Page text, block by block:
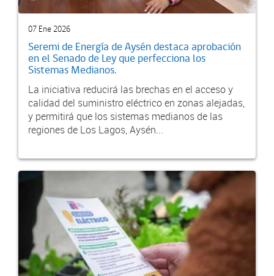
07 Ene 2026
Seremi de Energía de Aysén destaca aprobación
en el Senado de Ley que perfecciona los
Sistemas Medianos.
La iniciativa reducirá las brechas en el acceso y
calidad del suministro eléctrico en zonas alejadas,
y permitirá que los sistemas medianos de las
regiones de Los Lagos, Aysén...